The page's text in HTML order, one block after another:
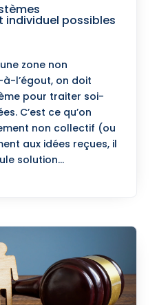
individuel possibles
zone non
l’égout, on doit
pour traiter soi-
C’est ce qu’on
non collectif (ou
aux idées reçues, il
solution...